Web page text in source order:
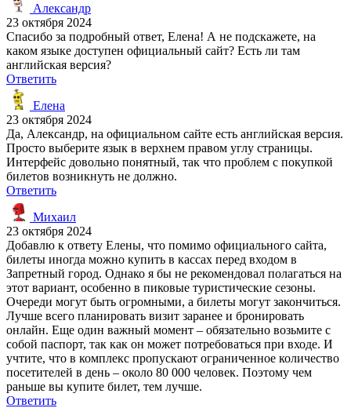
Александр
23 октября 2024
Спасибо за подробный ответ, Елена! А не подскажете, на
каком языке доступен официальный сайт? Есть ли там
английская версия?
Ответить
Елена
23 октября 2024
Да, Александр, на официальном сайте есть английская версия.
Просто выберите язык в верхнем правом углу страницы.
Интерфейс довольно понятный, так что проблем с покупкой
билетов возникнуть не должно.
Ответить
Михаил
23 октября 2024
Добавлю к ответу Елены, что помимо официального сайта,
билеты иногда можно купить в кассах перед входом в
Запретный город. Однако я бы не рекомендовал полагаться на
этот вариант, особенно в пиковые туристические сезоны.
Очереди могут быть огромными, а билеты могут закончиться.
Лучше всего планировать визит заранее и бронировать
онлайн. Еще один важный момент – обязательно возьмите с
собой паспорт, так как он может потребоваться при входе. И
учтите, что в комплекс пропускают ограниченное количество
посетителей в день – около 80 000 человек. Поэтому чем
раньше вы купите билет, тем лучше.
Ответить